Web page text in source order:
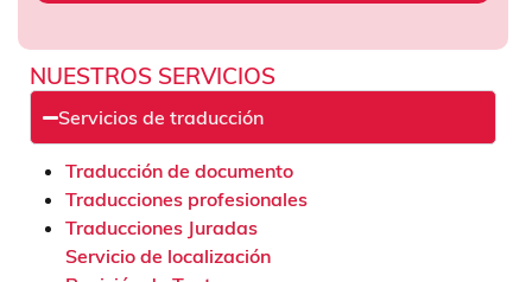
NUESTROS SERVICIOS
Servicios de traducción
Traducción de documento
Traducciones profesionales
Traducciones Juradas
Servicio de localización